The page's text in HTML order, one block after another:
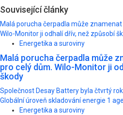
Související články
Malá porucha čerpadla může
Wilo-Monitor ji odhalí dřív, než způsobí
Energetika a suroviny
Malá porucha čerpadla může
pro celý dům. Wilo-Monitor ji
škody
Společnost Desay Battery byla čtvrtý
Globální úroveň skladování energie 1
Energetika a suroviny